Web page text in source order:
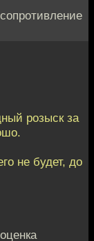
розыск за
не будет, до